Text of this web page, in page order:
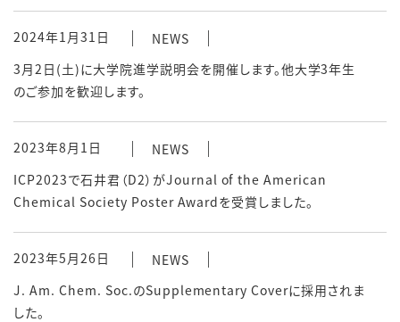
2024年1月31日
NEWS
3月2日(土)に大学院進学説明会を開催します。他大学3年生
のご参加を歓迎します。
2023年8月1日
NEWS
ICP2023で石井君（D2）がJournal of the American
Chemical Society Poster Awardを受賞しました。
2023年5月26日
NEWS
J. Am. Chem. Soc.のSupplementary Coverに採用されま
した。